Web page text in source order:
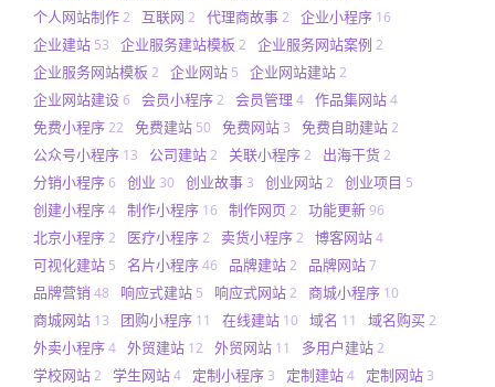
个人网站制作2 互联网 2 代理商故事2 企业小程序 16
企业建站 53 企业服务建站模板 2 企业服务网站案例 2
企业服务网站模板 2 企业网站 5 企业网站建站2
企业网站建设6 会员小程序2 会员管理 4 作品集网站4
免费小程序22 免费建站 50 免费网站 3 免费自助建站2
公众号小程序 13 公司建站2 关联小程序2 出海干货2
分销小程序6 创业 30 创业故事 3 创业网站2 创业项目 5
创建小程序4 制作小程序 16 制作网页 2 功能更新96
北京小程序2 医疗小程序2 卖货小程序2 博客网站4
可视化建站 5 名片小程序46 品牌建站2 品牌网站7
品牌营销 48 响应式建站 5 响应式网站2 商城小程序 10
商城网站 13 团购小程序 11 在线建站 10 域名 11 域名购买2
外卖小程序4 外贸建站 12 外贸网站 11 多用户建站2
学校网站2 学生网站4 定制小程序 3 定制建站4 定制网站 3